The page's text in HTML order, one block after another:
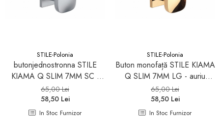
Pare, furtunuri si accesorii
Rezervoare incastrate
Rezervoare aparente
Cadre incastrate
Clapete de actionare
STILE-Polonia
butonjednostronna STILE
KIAMA Q SLIM 7MM SC -
crom satinat -
65,00 Lei
58,50 Lei
In Stoc Furnizor
STILE-Polonia
Buton monofață STILE KIAMA
Q SLIM 7MM LG - auriu
lustruit - fix
65,00 Lei
58,50 Lei
In Stoc Furnizor